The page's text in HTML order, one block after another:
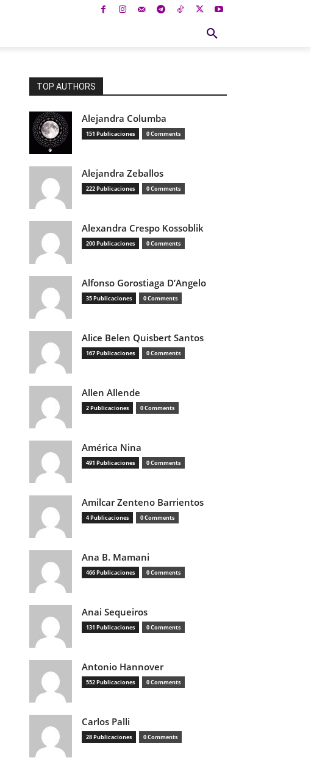
TOP AUTHORS
Alejandra Columba
151 Publicaciones 0 Comments
Alejandra Zeballos
222 Publicaciones 0 Comments
Alexandra Crespo Kossoblik
200 Publicaciones 0 Comments
Alfonso Gorostiaga D’Angelo
35 Publicaciones 0 Comments
Alice Belen Quisbert Santos
167 Publicaciones 0 Comments
Allen Allende
2 Publicaciones 0 Comments
América Nina
491 Publicaciones 0 Comments
Amilcar Zenteno Barrientos
4 Publicaciones 0 Comments
Ana B. Mamani
466 Publicaciones 0 Comments
Anai Sequeiros
131 Publicaciones 0 Comments
Antonio Hannover
552 Publicaciones 0 Comments
Carlos Palli
28 Publicaciones 0 Comments